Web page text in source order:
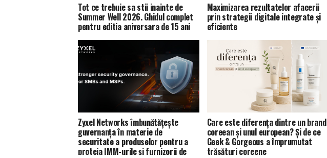
Tot ce trebuie sa stii inainte de
Summer Well 2026. Ghidul complet
pentru editia aniversara de 15 ani
Maximizarea rezultatelor afacerii
prin strategii digitale integrate și
eficiente
Zyxel Networks îmbunătățește
guvernanța în materie de
securitate a produselor pentru a
proteja IMM-urile și furnizorii de
Care este diferența dintre un brand
coreean și unul european? Și de ce
Geek & Gorgeous a împrumutat
trăsături coreene